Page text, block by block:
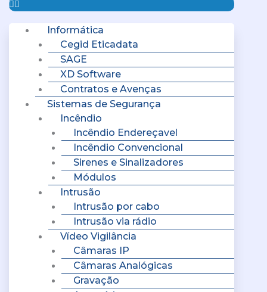
Informática
Cegid Eticadata
SAGE
XD Software
Contratos e Avenças
Sistemas de Segurança
Incêndio
Incêndio Endereçavel
Incêndio Convencional
Sirenes e Sinalizadores
Módulos
Intrusão
Intrusão por cabo
Intrusão via rádio
Vídeo Vigilância
Câmaras IP
Câmaras Analógicas
Gravação